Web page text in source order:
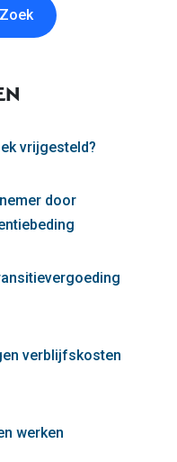
vrijgesteld?
door
verblijfskosten
werken